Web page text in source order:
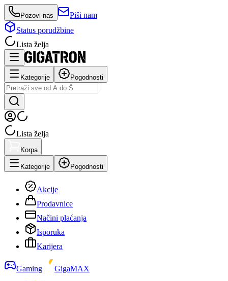
Pozovi nas
Piši nam
Status porudžbine
Lista želja
Kategorije Pogodnosti
Lista želja
Korpa
Kategorije Pogodnosti
Akcije
Prodavnice
Načini plaćanja
Isporuka
Karijera
Gaming
GigaMAX